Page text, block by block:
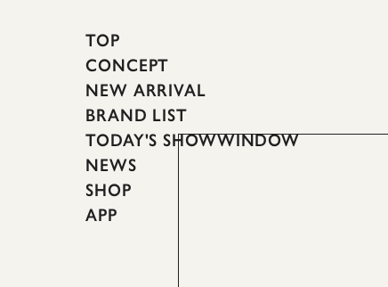
TOP
CONCEPT
NEW ARRIVAL
BRAND LIST
TODAY'S SHOWWINDOW
NEWS
SHOP
APP